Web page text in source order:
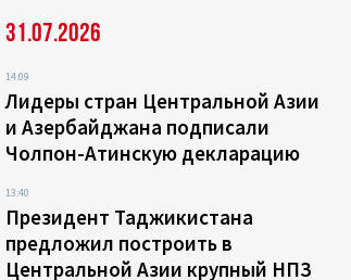
31.07.2026
14:09
Лидеры стран Центральной Азии
и Азербайджана подписали
Чолпон-Атинскую декларацию
13:40
Президент Таджикистана
предложил построить в
Центральной Азии крупный НПЗ